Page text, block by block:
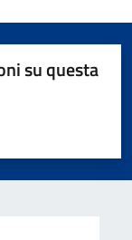
su questa